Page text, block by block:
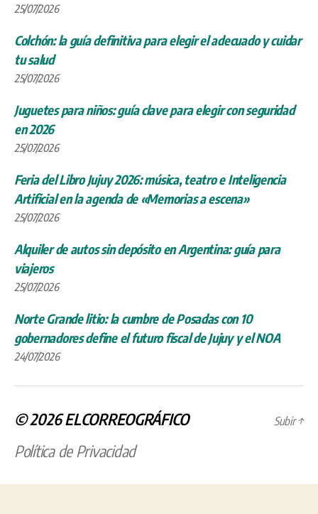
25/07/2026
Colchón: la guía definitiva para elegir el adecuado y cuidar
tu salud
25/07/2026
Juguetes para niños: guía clave para elegir con seguridad
en 2026
25/07/2026
Feria del Libro Jujuy 2026: música, teatro e Inteligencia
Artificial en la agenda de «Memorias a escena»
25/07/2026
Alquiler de autos sin depósito en Argentina: guía para
viajeros
25/07/2026
Norte Grande litio: la cumbre de Posadas con 10
gobernadores define el futuro fiscal de Jujuy y el NOA
24/07/2026
© 2026ELCORREOGRÁFICO
Política de Privacidad
Subir↑